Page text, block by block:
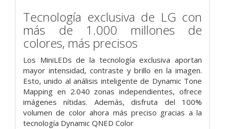
Tecnología exclusiva de LG con
más de 1.000 millones de
colores, más precisos
Los MiniLEDs de la tecnología exclusiva aportan
mayor intensidad, contraste y brillo en la imagen.
Esto, unido al análisis inteligente de Dynamic Tone
Mapping en 2.040 zonas independientes, ofrece
imágenes nítidas. Además, disfruta del 100%
volumen de color ahora más preciso gracias a la
tecnología Dynamic QNED Color